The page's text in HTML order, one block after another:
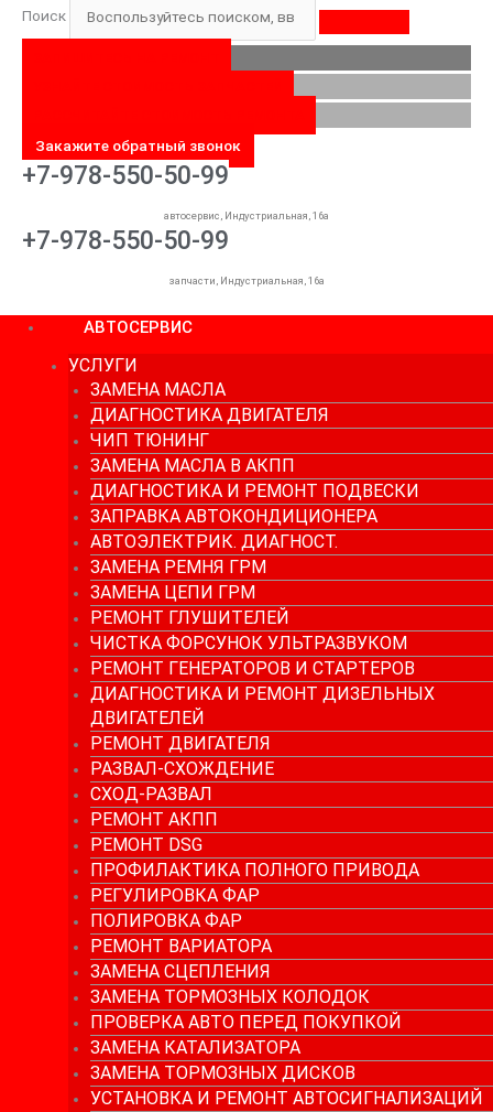
Поиск
Закажите обратный звонок
+7-978-550-50-99
автосервис, Индустриальная, 16а
+7-978-550-50-99
запчасти, Индустриальная, 16а
АВТОСЕРВИС
УСЛУГИ
ЗАМЕНА МАСЛА
ДИАГНОСТИКА ДВИГАТЕЛЯ
ЧИП ТЮНИНГ
ЗАМЕНА МАСЛА В АКПП
ДИАГНОСТИКА И РЕМОНТ ПОДВЕСКИ
ЗАПРАВКА АВТОКОНДИЦИОНЕРА
АВТОЭЛЕКТРИК. ДИАГНОСТ.
ЗАМЕНА РЕМНЯ ГРМ
ЗАМЕНА ЦЕПИ ГРМ
РЕМОНТ ГЛУШИТЕЛЕЙ
ЧИСТКА ФОРСУНОК УЛЬТРАЗВУКОМ
РЕМОНТ ГЕНЕРАТОРОВ И СТАРТЕРОВ
ДИАГНОСТИКА И РЕМОНТ ДИЗЕЛЬНЫХ
ДВИГАТЕЛЕЙ
РЕМОНТ ДВИГАТЕЛЯ
РАЗВАЛ-СХОЖДЕНИЕ
СХОД-РАЗВАЛ
РЕМОНТ АКПП
РЕМОНТ DSG
ПРОФИЛАКТИКА ПОЛНОГО ПРИВОДА
РЕГУЛИРОВКА ФАР
ПОЛИРОВКА ФАР
РЕМОНТ ВАРИАТОРА
ЗАМЕНА СЦЕПЛЕНИЯ
ЗАМЕНА ТОРМОЗНЫХ КОЛОДОК
ПРОВЕРКА АВТО ПЕРЕД ПОКУПКОЙ
ЗАМЕНА КАТАЛИЗАТОРА
ЗАМЕНА ТОРМОЗНЫХ ДИСКОВ
УСТАНОВКА И РЕМОНТ АВТОСИГНАЛИЗАЦИЙ